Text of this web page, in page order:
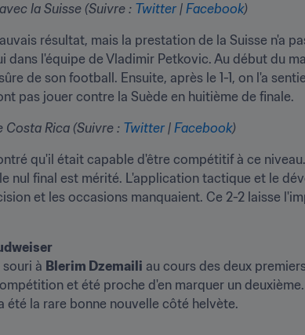
la Suisse (Suivre : Twitter | Facebook)
résultat, mais la prestation de la Suisse n'a
dans l'équipe de Vladimir Petkovic. Au début du
de son football. Ensuite, après le 1-1, on l'a
pas jouer contre la Suède en huitième de finale.
Rica (Suivre : Twitter | Facebook)
qu'il était capable d'être compétitif à ce
nul final est mérité. L'application tactique et le
et les occasions manquaient. Ce 2-2 laisse
souri à Blerim Dzemaili au cours des deux
et été proche d'en marquer un
été la rare bonne nouvelle côté helvète.